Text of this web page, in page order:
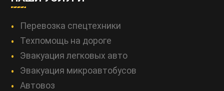
Перевозка спецтехники
Техпомощь на дороге
Эвакуация легковых авто
Эвакуация микроавтобусов
Автовоз